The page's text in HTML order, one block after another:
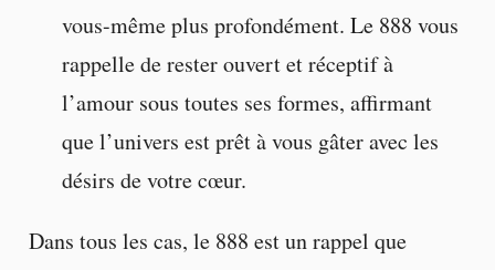
vous-même plus profondément. Le 888 vous
rappelle de rester ouvert et réceptif à
l’amour sous toutes ses formes, affirmant
que l’univers est prêt à vous gâter avec les
désirs de votre cœur.
Dans tous les cas, le 888 est un rappel que